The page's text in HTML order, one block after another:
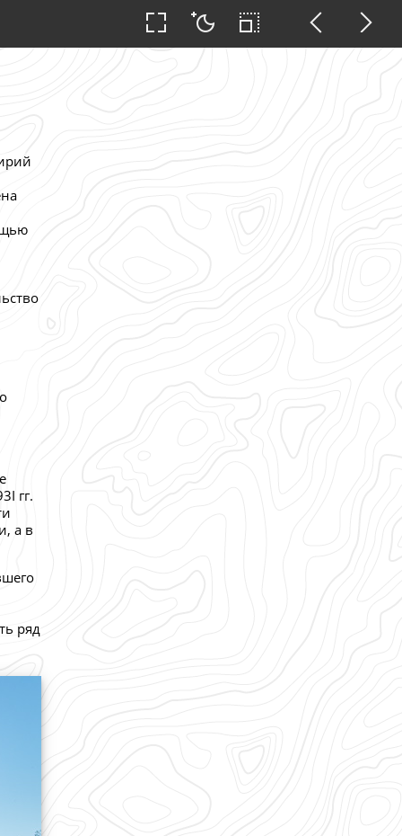
гг.
а в
ряд